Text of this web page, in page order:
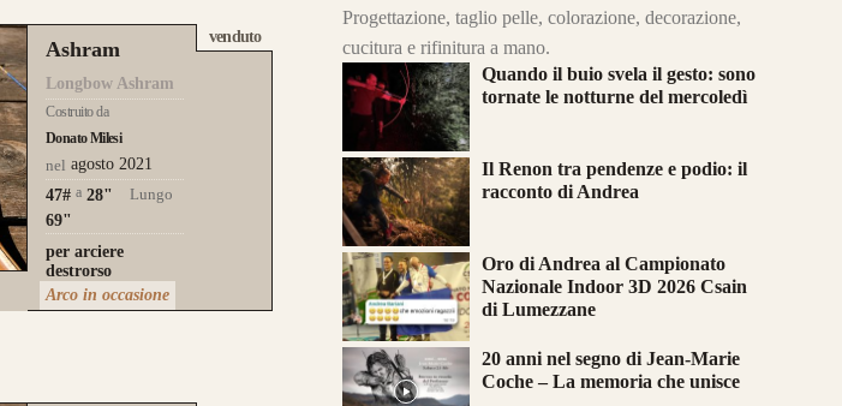
Ashram
Longbow Ashram
Costruito da
Donato Milesi
nel agosto 2021
47# a 28"
Lungo
69"
per arciere
destrorso
venduto
Arco in occasione
Progettazione, taglio pelle, colorazione, decorazione,
cucitura e rifinitura a mano.
Quando il buio svela il gesto: sono
tornate le notturne del mercoledì
Il Renon tra pendenze e podio: il
racconto di Andrea
Oro di Andrea al Campionato
Nazionale Indoor 3D 2026 Csain
di Lumezzane
20 anni nel segno di Jean-Marie
Coche – La memoria che unisce